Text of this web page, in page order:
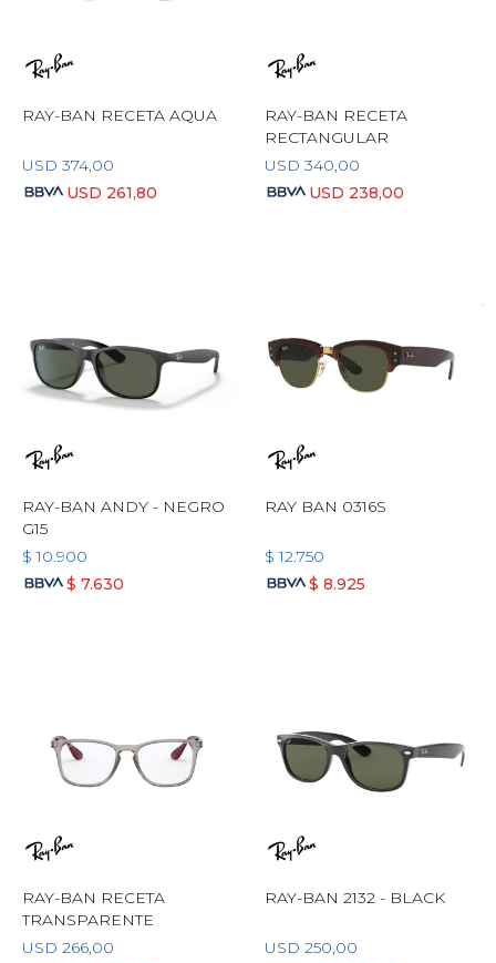
RAY-BAN RECETA AQUA
USD 374,00
USD 261,80
RAY-BAN RECETA
RECTANGULAR
USD 340,00
USD 238,00
RAY-BAN ANDY - NEGRO
G15
$ 10.900
$ 7.630
RAY BAN 0316S
$ 12.750
$ 8.925
RAY-BAN RECETA
TRANSPARENTE
USD 266,00
RAY-BAN 2132 - BLACK
USD 250,00